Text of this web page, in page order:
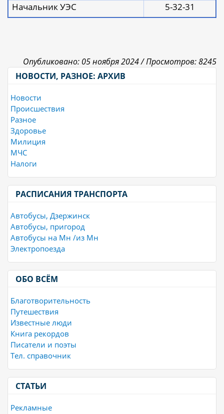
Начальник УЭС
5-32-31
Опубликовано: 05 ноября 2024 /Просмотров: 8245
НОВОСТИ, РАЗНОЕ: АРХИВ
Новости
Происшествия
Разное
Здоровье
Милиция
МЧС
Налоги
РАСПИСАНИЯ ТРАНСПОРТА
Автобусы, Дзержинск
Автобусы, пригород
Автобусы на Мн /из Мн
Электропоезда
ОБО ВСЁМ
Благотворительность
Путешествия
Известные люди
Книга рекордов
Писатели и поэты
Тел. справочник
СТАТЬИ
Рекламные